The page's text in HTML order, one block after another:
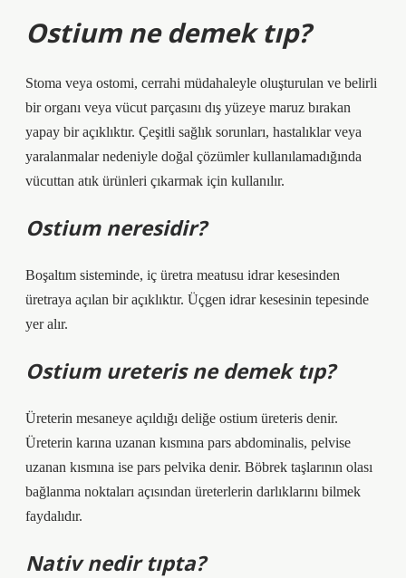
Ostium ne demek tıp?
Stoma veya ostomi, cerrahi müdahaleyle oluşturulan ve belirli
bir organı veya vücut parçasını dış yüzeye maruz bırakan
yapay bir açıklıktır. Çeşitli sağlık sorunları, hastalıklar veya
yaralanmalar nedeniyle doğal çözümler kullanılamadığında
vücuttan atık ürünleri çıkarmak için kullanılır.
Ostium neresidir?
Boşaltım sisteminde, iç üretra meatusu idrar kesesinden
üretraya açılan bir açıklıktır. Üçgen idrar kesesinin tepesinde
yer alır.
Ostium ureteris ne demek tıp?
Üreterin mesaneye açıldığı deliğe ostium üreteris denir.
Üreterin karına uzanan kısmına pars abdominalis, pelvise
uzanan kısmına ise pars pelvika denir. Böbrek taşlarının olası
bağlanma noktaları açısından üreterlerin darlıklarını bilmek
faydalıdır.
Nativ nedir tıpta?